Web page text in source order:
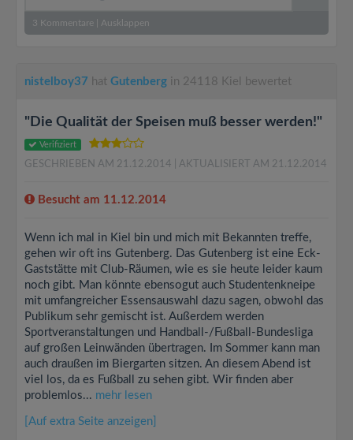
3 Kommentare Ausklappen
nistelboy37 hat Gutenberg in 24118 Kiel bewertet
"Die Qualität der Speisen muß besser werden!"
Verifiziert
GESCHRIEBEN AM 21.12.2014 | AKTUALISIERT AM 21.12.2014
Besucht am 11.12.2014
Wenn ich mal in Kiel bin und mich mit Bekannten treffe,
gehen wir oft ins Gutenberg. Das Gutenberg ist eine Eck-
Gaststätte mit Club-Räumen, wie es sie heute leider kaum
noch gibt. Man könnte ebensogut auch Studentenkneipe
mit umfangreicher Essensauswahl dazu sagen, obwohl das
Publikum sehr gemischt ist. Außerdem werden
Sportveranstaltungen und Handball-/Fußball-Bundesliga
auf großen Leinwänden übertragen. Im Sommer kann man
auch draußen im Biergarten sitzen. An diesem Abend ist
viel los, da es Fußball zu sehen gibt. Wir finden aber
problemlos... mehr lesen
[Auf extra Seite anzeigen]